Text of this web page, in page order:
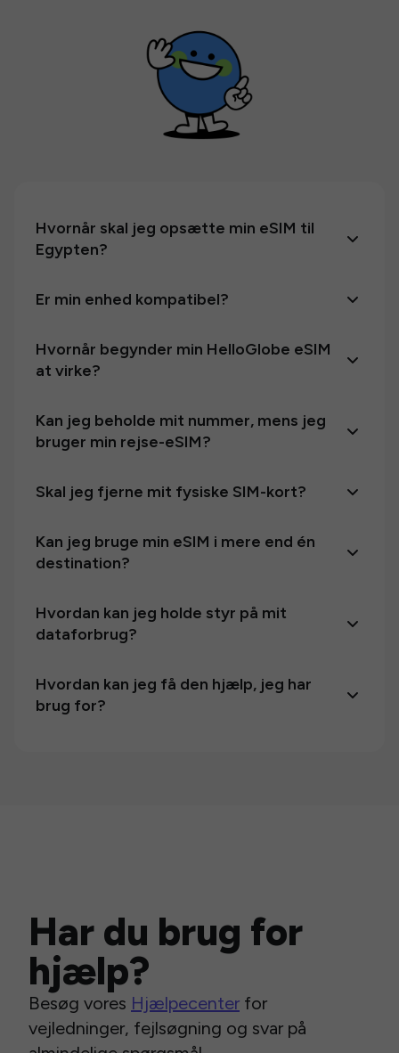
Hvornår skal jeg opsætte min eSIM til
Egypten?
Er min enhed kompatibel?
Hvornår begynder min HelloGlobe eSIM
at virke?
Kan jeg beholde mit nummer, mens jeg
bruger min rejse-eSIM?
Skal jeg fjerne mit fysiske SIM-kort?
Kan jeg bruge min eSIM i mere end én
destination?
Hvordan kan jeg holde styr på mit
dataforbrug?
Hvordan kan jeg få den hjælp, jeg har
brug for?
Har du brug for
hjælp?
Besøg vores Hjælpecenter for
vejledninger, fejlsøgning og svar på